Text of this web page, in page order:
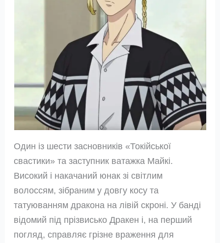
Один із шести засновників «Токійської
свастики» та заступник ватажка Майкі.
Високий і накачаний юнак зі світлим
волоссям, зібраним у довгу косу та
татуюванням дракона на лівій скроні. У банді
відомий під прізвисько Дракен і, на перший
погляд, справляє грізне враження для